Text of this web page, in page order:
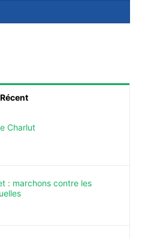
Récent
Charlut
: marchons contre les